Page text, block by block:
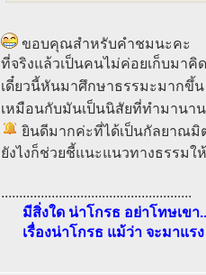
ขอบคุณสำหรับคำชมนะคะ
ที่จริงแล้วเป็นคนไม่ค่อยเก็บมาคิ
เดี๋ยวนี้หันมาศึกษาธรรมะมากขึ้
เหมือนกับมันเป็นนิสัยที่ทำมานา
ยินดีมากค่ะที่ได้เป็นกัลยาณ
ยังไงก็ช่วยชี้แนะแนวทางธรรมใ
.....................................................
มีสิ่งใด น่าโกรธ อย่าโทษเขา
เรื่องน่าโกรธ แม้ว่า จะมาแร